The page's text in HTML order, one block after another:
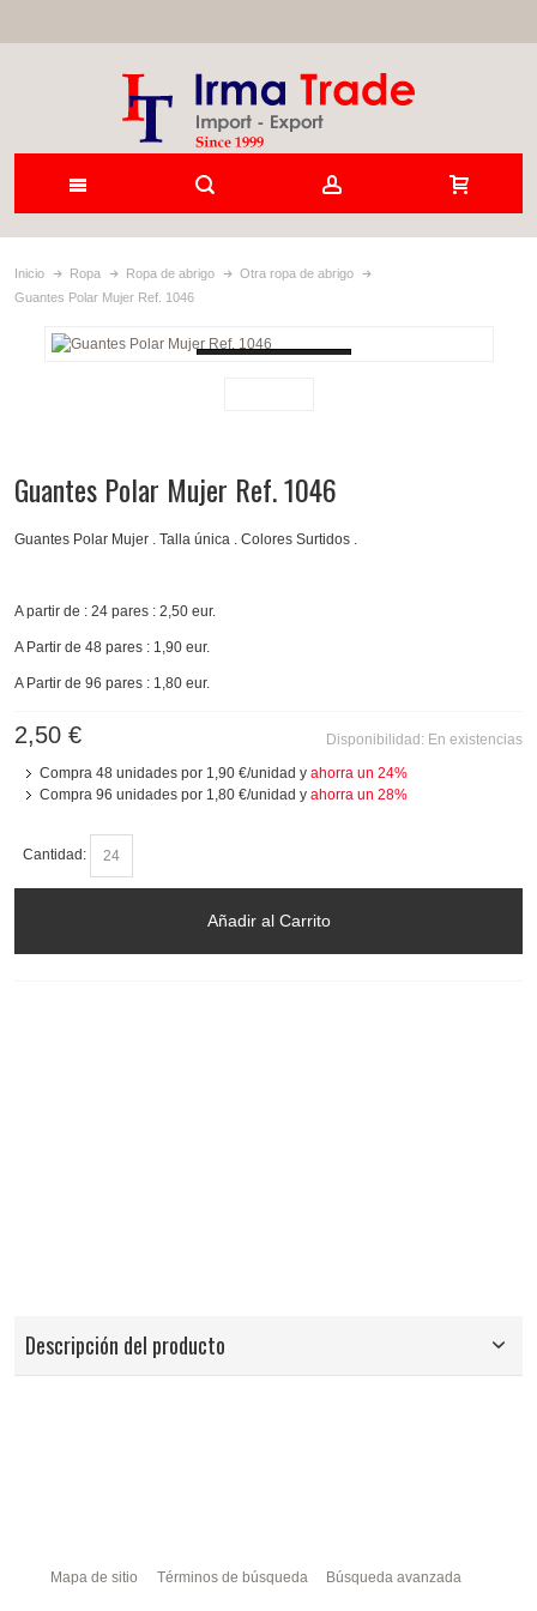
Inicio Ropa Ropa de abrigo
Otra ropa de abrigo
Guantes Polar Mujer Ref. 1046
Guantes Polar Mujer Ref. 1046
Guantes Polar Mujer . Talla única . Colores Surtidos .
A partir de : 24 pares : 2,50 eur.
A Partir de 48 pares : 1,90 eur.
A Partir de 96 pares : 1,80 eur.
Disponibilidad: En existencias
2,50 €
Compra 48 unidades por 1,90 €/unidad y ahorra un 24%
Compra 96 unidades por 1,80 €/unidad y ahorra un 28%
Cantidad:
Añadir al Carrito
Descripción del producto
Mapa de sitio Términos de búsqueda Búsqueda avanzada